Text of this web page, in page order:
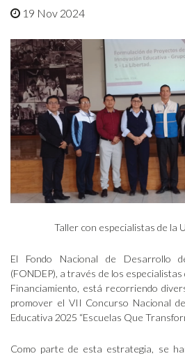
19 Nov 2024
Taller con especialistas de la
El Fondo Nacional de Desarrollo
(FONDEP), a través de los
Financiamiento, está recorriendo
promover el VII Concurso Nacional
Educativa 2025 “Escuelas Que
Como parte de esta estrategia, se